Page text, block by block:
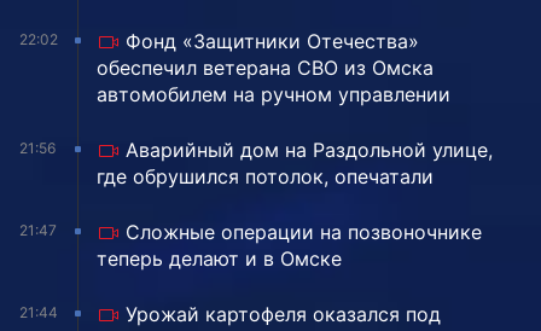
22:02
Фонд «Защитники Отечества»
обеспечил ветерана СВО из Омска
автомобилем на ручном управлении
21:56
Аварийный дом на Раздольной улице,
где обрушился потолок, опечатали
21:47
Сложные операции на позвоночнике
теперь делают и в Омске
21:44
Урожай картофеля оказался под